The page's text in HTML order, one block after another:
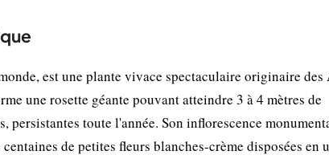
est une plante vivace spectaculaire originaire des
une rosette géante pouvant atteindre 3 à 4 mètres de
persistantes toute l'année. Son inflorescence
de petites fleurs blanches-crème disposées en